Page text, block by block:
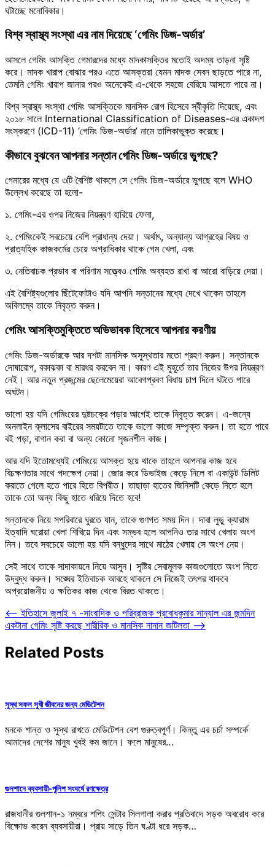
ঘটাচ্ছে মনোবিকার।
বিশ্ব স্বাস্থ্য সংস্থা এর নাম দিয়েছে ‘গেমিং ডিজ-অর্ডার’
আসলে গেমিং আসক্তি গেমারদের মধ্যে মাদকাসক্তির মতোই অদম্য তাড়না সৃষ্টি
করে। মাদক খারাপ বোঝার পরও এতে আসক্তরা যেমন মাদক সেবন ছাড়তে পারে না,
তেমনি গেমিং খারাপ জানার পরও অনেকেই এ-থেকে সহজে বেরিয়ে আসতে পারে না।
বিশ্ব স্বাস্থ্য সংস্থা গেমিং আসক্তিকে মানসিক রোগ হিসেবে স্বীকৃতি দিয়েছে, এবং
২০১৮ সালে International Classification of Diseases-এর একাদশ
সংস্করণে (ICD-11) ‘গেমিং ডিজ-অর্ডার’ নামে তালিকাভুক্ত করেছে।
কীভাবে বুঝবেন আপনার সন্তান গেমিং ডিজ-অর্ডারে ভুগছে?
গেমারের মধ্যে যে ৩টি বৈশিষ্ট থাকলে সে গেমিং ডিজ-অর্ডারে ভুগছে বলে WHO
উল্লেখ করেছে তা হলো-
১. গেমিং-এর ওপর নিজের নিয়ন্ত্রণ হারিয়ে ফেলা,
২. গেমিংকেই সবচেয়ে বেশি প্রাধান্য দেয়া। অর্থাৎ, অন্যান্য আগ্রহের বিষয় ও
প্রাত্যহিক কাজকর্মের চেয়ে অগ্রাধিকার থাকে গেম খেলা, এবং
৩. নেতিবাচক প্রভাব বা পরিণাম সত্ত্বেও গেমিং অব্যহত রাখা বা আরো বাড়িয়ে দেয়া।
এই বৈশিষ্ট্যগুলোর ছিঁটেফোটাও যদি আপনি সন্তানের মধ্যে দেখে থাকেন তাহলে
অবিলম্বে তাকে নিবৃত্ত করুন।
গেমিং আসক্তিমুক্তিতে অভিভাবক হিসেবে আপনার করণীয়
গেমিং ডিজ-অর্ডারকে আর দশটা মানসিক অসুস্থতার মতো গ্রহণ করুন। সন্তানকে
দোষারোপ, বকাঝকা বা মারধর করবেন না। কারণ এই মুহূর্তে তার নিজের উপর নিয়ন্ত্রণ
নেই। আর নতুন প্রজন্মের ছেলেমেয়েরা আবেগপ্রবণ বিধায় চাপ দিলে ঘটতে পারে
অঘটন।
ভালো হয় যদি গেমিংয়ের দুষ্টচক্রে পড়ার আগেই তাকে নিবৃত্ত করেন। এ-জন্যে
অনলাইন ক্লাসের বাইরের সময়টাতে তাকে ভালো কাজে সম্পৃক্ত করুন। তা হতে পারে
বই পড়া, বাগান করা বা অন্য কোনো সৃজনশীল কাজ।
আর যদি ইতোমধ্যেই গেমিংয়ে আসক্ত হয়ে থাকে তাহলে আপনার কাজ হবে
বিচক্ষণতার সাথে পদক্ষেপ নেয়া। জোর করে ডিভাইজ কেড়ে নিলে বা একাউন্ট ডিলিট
করাতে গেলে হতে পারে হিতে বিপরীত। তাছাড়া হাতের জিনিসটি কেড়ে নিতে হলে
তাকে তো অন্য কিছু হাতে ধরিয়ে দিতে হবে!
সন্তানকে নিয়ে সপরিবারে ঘুরতে যান, তাকে গুণগত সময় দিন। দাবা লুডু ক্যারাম
ইত্যাদি ঘরোয়া খেলা শিখিয়ে দিন এবং সম্ভব হলে আপনিও তার সাথে খেলায় অংশ
নিন। তবে সবচেয়ে ভালো হয় যদি বন্ধুদের সাথে মাঠের খেলায় সে অংশ নেয়।
সেই সাথে তাকে সাদাকায়নে নিয়ে আসুন। সৃষ্টির সেবামূলক কাজগুলোতে অংশ নিতে
উদ্বুদ্ধ করুন। সঙ্ঘের ইতিবাচক আবহে থাকলে সে নিজেই তৎপর থাকবে
অপ্রয়োজনীয় ও ক্ষতিকর কাজ থেকে বিরত থাকতে।
Post
navigation
⟵ ইতিহাসে জুলাই ৭ -সাংবাদিক ও পরিব্রাজক প্রবোধকুমার সান্যাল এর জন্মদিন
একটানা গেমিং সৃষ্টি করছে শারীরিক ও মানসিক নানান জটিলতা ⟶
Related Posts
সুস্থ সফল সুখী জীবনের জন্য মেডিটেশন
মনকে শান্ত ও সুস্থ রাখতে মেডিটেশন বেশ গুরুত্বপূর্ণ। কিন্তু এর চর্চা সম্পর্কে
আমাদের দেশের মানুষ খুবই কম জানে। ফলে মানুষের…
গুলশানে ব্যবসায়ী-পুলিশ সংঘর্ষে রণক্ষেত্র
রাজধানীর গুলশান-১ নম্বরে শপিং সেন্টার সিলগালা করার প্রতিবাদে সড়ক অবরোধ করে
বিক্ষোভ করেন ব্যবসায়ীরা। প্রায় সাড়ে তিন ঘণ্টা ধরে সড়ক…